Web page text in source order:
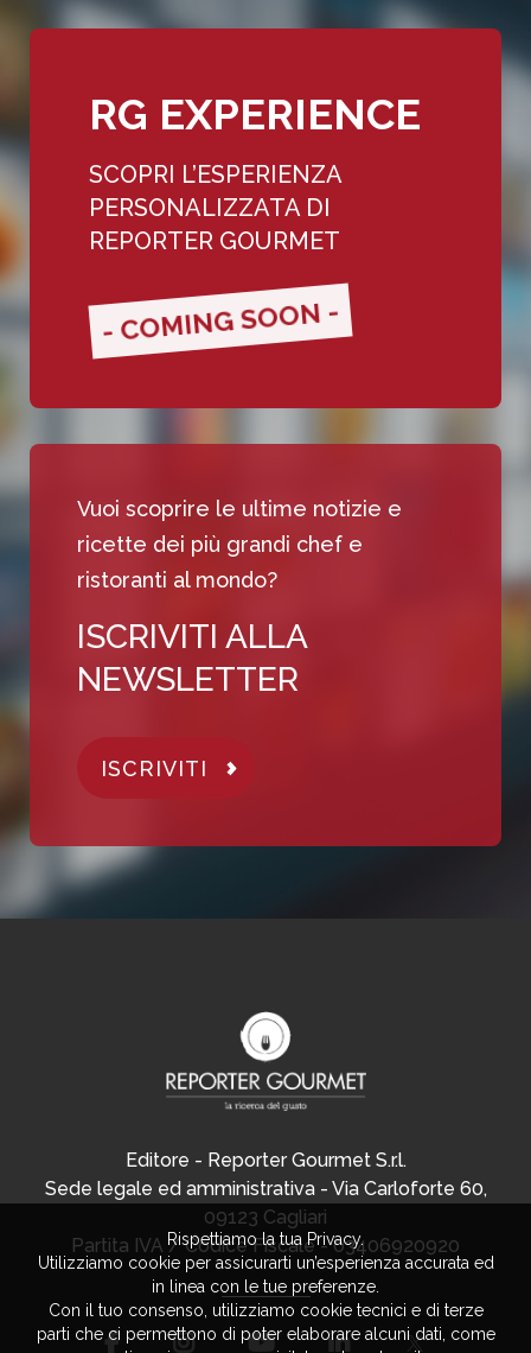
RG EXPERIENCE
SCOPRI L’ESPERIENZA
PERSONALIZZATA DI
REPORTER GOURMET
- COMING SOON -
Vuoi scoprire le ultime notizie e
ricette dei più grandi chef e
ristoranti al mondo?
ISCRIVITI ALLA
NEWSLETTER
ISCRIVITI
Editore - Reporter Gourmet S.r.l.
Sede legale ed amministrativa - Via Carloforte 60,
09123 Cagliari
Partita IVA / Codice Fiscale - 03406920920
Rispettiamo la tua Privacy.
Utilizziamo cookie per assicurarti un’esperienza accurata ed
in linea con le tue preferenze.
Con il tuo consenso, utilizziamo cookie tecnici e di terze
parti che ci permettono di poter elaborare alcuni dati, come